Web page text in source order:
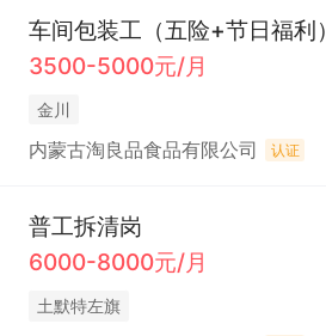
车间包装工（五险+节日福利）
3500-5000元/月
金川
内蒙古淘良品食品有限公司 认证
普工拆清岗
6000-8000元/月
土默特左旗